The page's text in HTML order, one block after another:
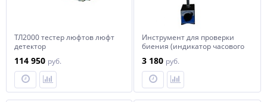
ТЛ2000 тестер люфтов люфт
детектор
114 950 руб.
Инструмент для проверки
биения (индикатор часового
27.1.011S
3 180 руб.